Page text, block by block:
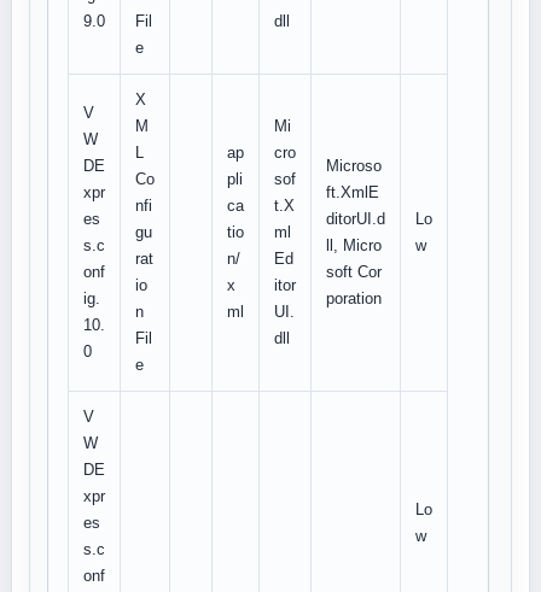
9.0
Fil
e
dll
V
W
DE
xpr
es
s.c
onf
ig.
10.
0
X
M
L
Co
nfi
gu
rat
io
n
Fil
e
ap
pli
ca
tio
n/
x
ml
Mi
cro
sof
t.X
ml
Ed
itor
UI.
dll
Microso
ft.XmlE
ditorUI.d
ll, Micro
soft Cor
poration
Lo
w
V
W
DE
xpr
es
s.c
onf
Lo
w